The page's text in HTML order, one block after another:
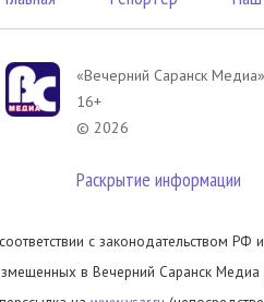
«Вечерний Саранск Mедиа»
16+
© 2026
Раскрытие информации
с законодательством РФ
в Вечерний Саранск Медиа